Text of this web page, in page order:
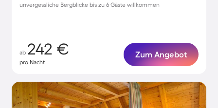
unvergessliche Bergblicke bis zu 6 Gäste willkommen
ab 242 €
pro Nacht
Zum Angebot